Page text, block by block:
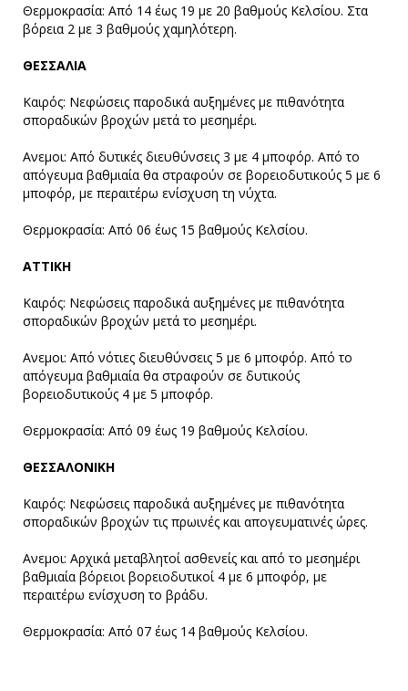
Θερμοκρασία: Από 14 έως 19 με 20 βαθμούς Κελσίου. Στα
βόρεια 2 με 3 βαθμούς χαμηλότερη.
ΘΕΣΣΑΛΙΑ
Καιρός: Νεφώσεις παροδικά αυξημένες με πιθανότητα
σποραδικών βροχών μετά το μεσημέρι.
Ανεμοι: Από δυτικές διευθύνσεις 3 με 4 μποφόρ. Από το
απόγευμα βαθμιαία θα στραφούν σε βορειοδυτικούς 5 με 6
μποφόρ, με περαιτέρω ενίσχυση τη νύχτα.
Θερμοκρασία: Από 06 έως 15 βαθμούς Κελσίου.
ΑΤΤΙΚΗ
Καιρός: Νεφώσεις παροδικά αυξημένες με πιθανότητα
σποραδικών βροχών μετά το μεσημέρι.
Ανεμοι: Από νότιες διευθύνσεις 5 με 6 μποφόρ. Από το
απόγευμα βαθμιαία θα στραφούν σε δυτικούς
βορειοδυτικούς 4 με 5 μποφόρ.
Θερμοκρασία: Από 09 έως 19 βαθμούς Κελσίου.
ΘΕΣΣΑΛΟΝΙΚΗ
Καιρός: Νεφώσεις παροδικά αυξημένες με πιθανότητα
σποραδικών βροχών τις πρωινές και απογευματινές ώρες.
Ανεμοι: Αρχικά μεταβλητοί ασθενείς και από το μεσημέρι
βαθμιαία βόρειοι βορειοδυτικοί 4 με 6 μποφόρ, με
περαιτέρω ενίσχυση το βράδυ.
Θερμοκρασία: Από 07 έως 14 βαθμούς Κελσίου.